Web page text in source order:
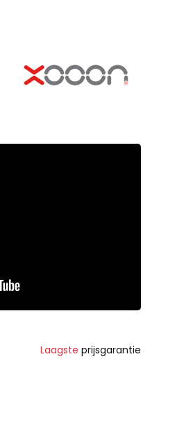
Laagste prijsgarantie